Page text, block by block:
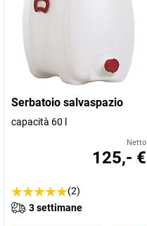
Serbatoio salvaspazio
capacità 60 l
Netto
125,- €
(2)
3 settimane